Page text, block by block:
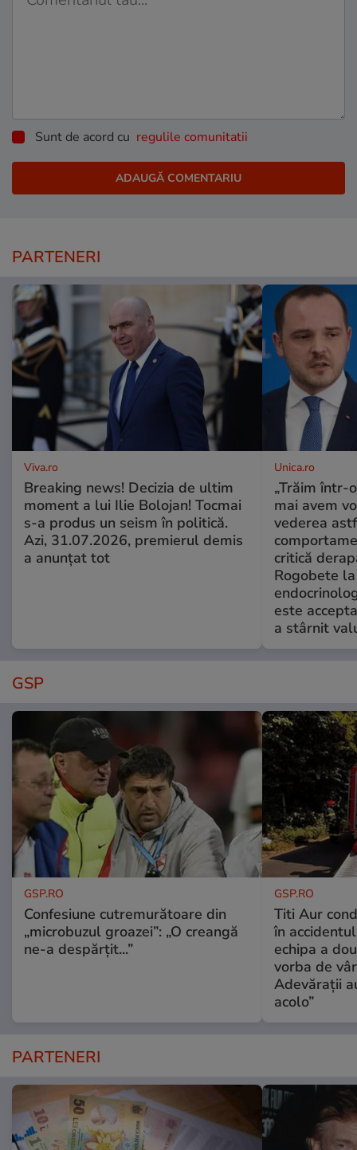
Sunt de acord cu regulile comunitatii
PARTENERI
Viva.ro
Breaking news! Decizia de ultim
moment a lui Ilie Bolojan! Tocmai
s-a produs un seism în politică.
Azi, 31.07.2026, premierul demis
a anunțat tot
Unica.ro
„Trăim într-
mai avem
vederea
critică
Rogobete
este
a stârnit
GSP
GSP.RO
Confesiune cutremurătoare din
„microbuzul groazei”: „O creangă
ne-a despărțit...”
GSP.RO
Titi Aur
în
echipa a
vorba de
Adevărații
acolo”
PARTENERI